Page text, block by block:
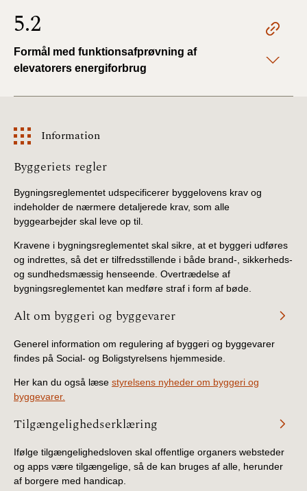
5.2
Formål med funktionsafprøvning af
elevatorers energiforbrug
Information
Information
Byggeriets regler
Bygningsreglementet udspecificerer byggelovens krav og
indeholder de nærmere detaljerede krav, som alle
byggearbejder skal leve op til.
Kravene i bygningsreglementet skal sikre, at et byggeri udføres
og indrettes, så det er tilfredsstillende i både brand-, sikkerheds-
og sundhedsmæssig henseende. Overtrædelse af
bygningsreglementet kan medføre straf i form af bøde.
Alt om byggeri og byggevarer
Generel information om regulering af byggeri og byggevarer
findes på Social- og Boligstyrelsens hjemmeside.
Her kan du også læse styrelsens nyheder om byggeri og
byggevarer.
Tilgængelighedserklæring
Ifølge tilgængelighedsloven skal offentlige organers websteder
og apps være tilgængelige, så de kan bruges af alle, herunder
af borgere med handicap.